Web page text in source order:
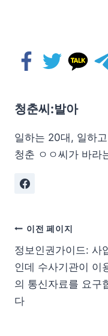
청춘씨:발아
일하는 20대, 일하
청춘 ㅇㅇ씨가 바라
이전 페이지
정보인권가이드: 사
인데 수사기관이 이
의 통신자료를 요구
다